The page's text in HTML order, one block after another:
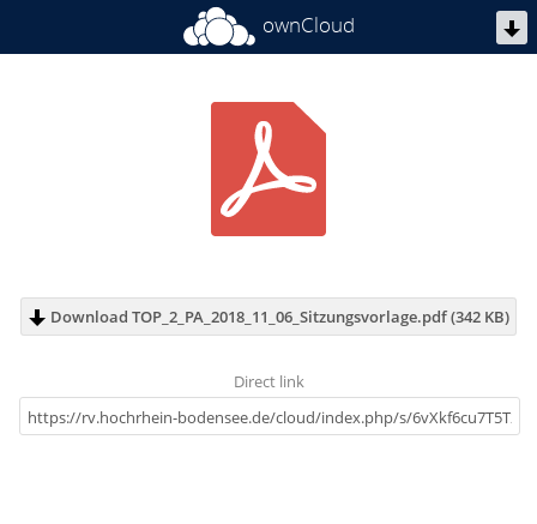
ownCloud
Download TOP_2_PA_2018_11_06_Sitzungsvorlage.pdf (342 KB)
Direct link